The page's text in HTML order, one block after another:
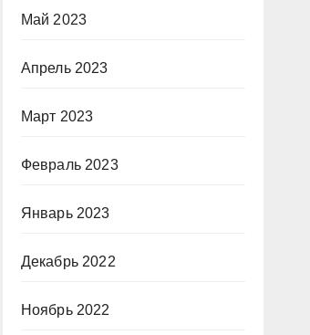
Май 2023
Апрель 2023
Март 2023
Февраль 2023
Январь 2023
Декабрь 2022
Ноябрь 2022